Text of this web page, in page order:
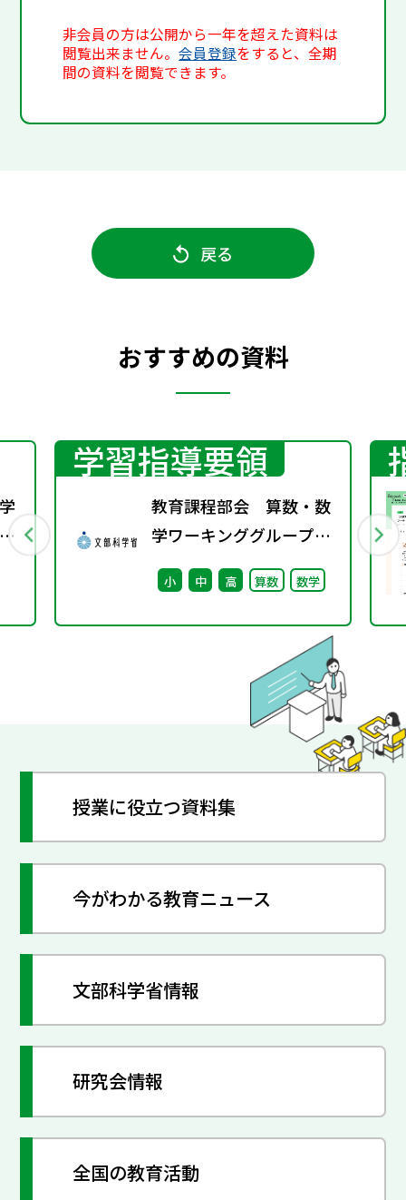
非会員の方は公開から一年を超えた資料は
閲覧出来ません。会員登録をすると、全期
間の資料を閲覧できます。
戻る
おすすめの資料
学習指導要領
教育課程部会 算数・数
学ワーキンググループ
（第1回） 配付資料
小 中 高 算数 数学
授業に役立つ資料集
今がわかる教育ニュース
文部科学省情報
研究会情報
全国の教育活動